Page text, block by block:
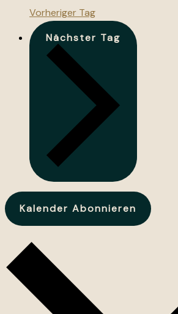
Vorheriger Tag
Nächster Tag
Kalender Abonnieren